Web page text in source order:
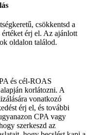
csökkentsd a
érj el. Az ajánlott
oldalon találod.
és cél-ROAS
korlátozni. A
vonatkozó
érj el, és további
CPA vagy
szerkeszd az